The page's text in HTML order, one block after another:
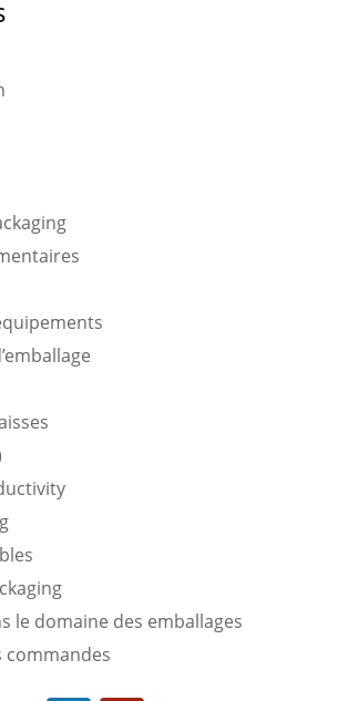
le domaine des emballages
commandes